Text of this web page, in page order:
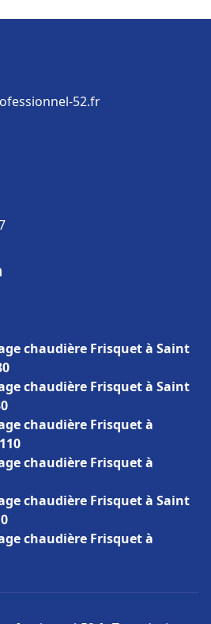
52.fr
chaudière Frisquet à Saint
chaudière Frisquet à Saint
chaudière Frisquet à
chaudière Frisquet à
chaudière Frisquet à Saint
chaudière Frisquet à